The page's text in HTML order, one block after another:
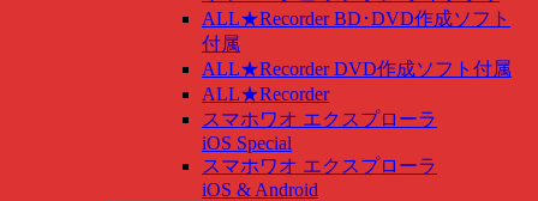
ALL★Recorder BD･DVD作成ソフト
付属
ALL★Recorder DVD作成ソフト付属
ALL★Recorder
スマホワオ エクスプローラ
iOS Special
スマホワオ エクスプローラ
iOS & Android